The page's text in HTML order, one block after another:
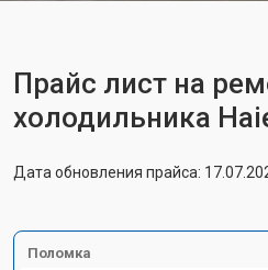
Прайс лист на
холодильника
Дата обновления прайса:
Поломка